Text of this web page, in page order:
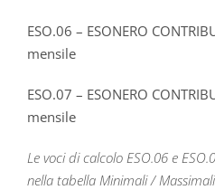
ESO.06 – ESONERO
mensile
ESO.07 – ESONERO
mensile
Le voci di calcolo ESO.06 e
nella tabella Minimali /